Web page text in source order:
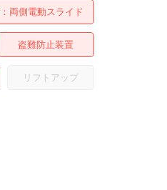
両側電動スライド
盗難防止装置
リフトアップ